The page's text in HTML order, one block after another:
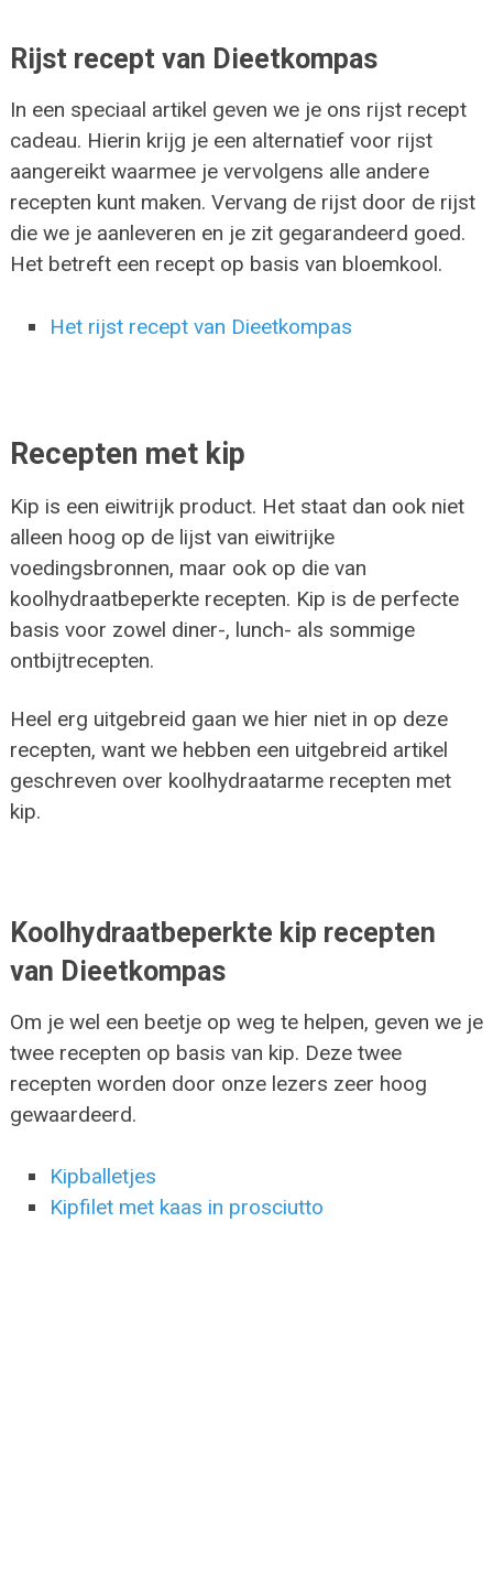
Rijst recept van Dieetkompas
In een speciaal artikel geven we je ons rijst recept
cadeau. Hierin krijg je een alternatief voor rijst
aangereikt waarmee je vervolgens alle andere
recepten kunt maken. Vervang de rijst door de rijst
die we je aanleveren en je zit gegarandeerd goed.
Het betreft een recept op basis van bloemkool.
Het rijst recept van Dieetkompas
Recepten met kip
Kip is een eiwitrijk product. Het staat dan ook niet
alleen hoog op de lijst van eiwitrijke
voedingsbronnen, maar ook op die van
koolhydraatbeperkte recepten. Kip is de perfecte
basis voor zowel diner-, lunch- als sommige
ontbijtrecepten.
Heel erg uitgebreid gaan we hier niet in op deze
recepten, want we hebben een uitgebreid artikel
geschreven over koolhydraatarme recepten met
kip.
Koolhydraatbeperkte kip recepten
van Dieetkompas
Om je wel een beetje op weg te helpen, geven we je
twee recepten op basis van kip. Deze twee
recepten worden door onze lezers zeer hoog
gewaardeerd.
Kipballetjes
Kipfilet met kaas in prosciutto